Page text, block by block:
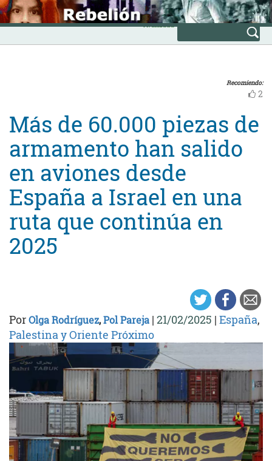
Skip
to
content
INICIO
Avanzada
Recomiendo:
2
Más de 60.000 piezas de
armamento han salido
en aviones desde
España a Israel en una
ruta que continúa en
2025
PorOlga Rodríguez,Pol Pareja | 21/02/2025 | España,
Palestina y Oriente Próximo